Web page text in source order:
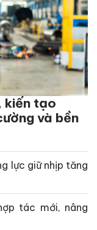
kiến tạo
và bền
lực giữ nhịp tăng
tác mới, nâng